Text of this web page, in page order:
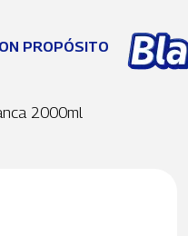
PROPÓSITO
2000ml